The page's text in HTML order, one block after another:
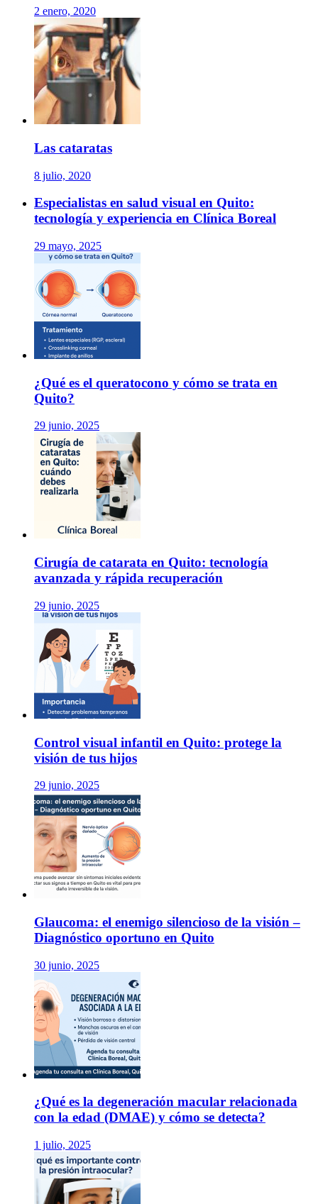
2 enero, 2020
Las cataratas
8 julio, 2020
Especialistas en salud visual en Quito:
tecnología y experiencia en Clínica Boreal
29 mayo, 2025
¿Qué es el queratocono y cómo se trata en
Quito?
29 junio, 2025
Cirugía de catarata en Quito: tecnología
avanzada y rápida recuperación
29 junio, 2025
Control visual infantil en Quito: protege la
visión de tus hijos
29 junio, 2025
Glaucoma: el enemigo silencioso de la visión –
Diagnóstico oportuno en Quito
30 junio, 2025
¿Qué es la degeneración macular relacionada
con la edad (DMAE) y cómo se detecta?
1 julio, 2025